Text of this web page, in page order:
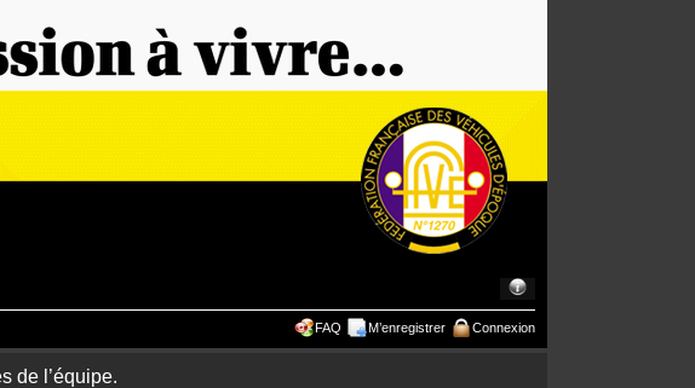
FAQ M’enregistrer Connexion
de l’équipe.